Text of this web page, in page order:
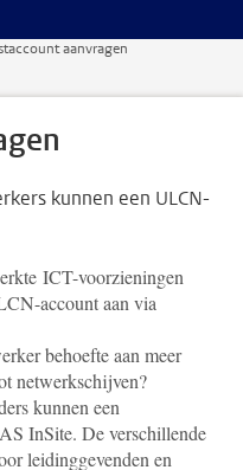
aanvragen
kunnen een ULCN-
ICT-voorzieningen
account aan via
behoefte aan meer
netwerkschijven?
kunnen een
InSite. De verschillende
leidinggevenden en